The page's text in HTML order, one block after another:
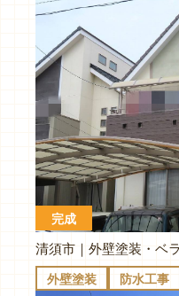
完成
外壁塗装 防水工事